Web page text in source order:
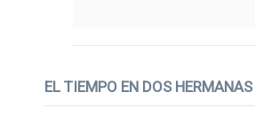
EL TIEMPO EN DOS HERMANAS